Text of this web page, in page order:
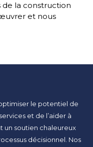
de la construction
et nous
le potentiel de
et de l’aider à
un soutien chaleureux
décisionnel. Nos